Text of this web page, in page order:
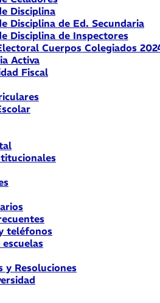
Disciplina
Disciplina de Ed. Secundaria
Disciplina de Inspectores
Cuerpos Colegiados
Activa
Fiscal
teléfonos
y Resoluciones